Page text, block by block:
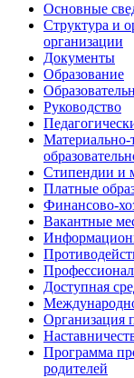
Основные
Структура и
организации
Документы
Образование
Руководство
Материально-
Стипендии и
Платные
Финансово-
Вакантные
Доступная
Организация
Программа
родителей